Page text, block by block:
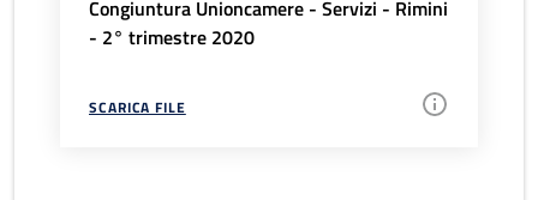
Congiuntura Unioncamere - Servizi - Rimini
- 2° trimestre 2020
SCARICA FILE